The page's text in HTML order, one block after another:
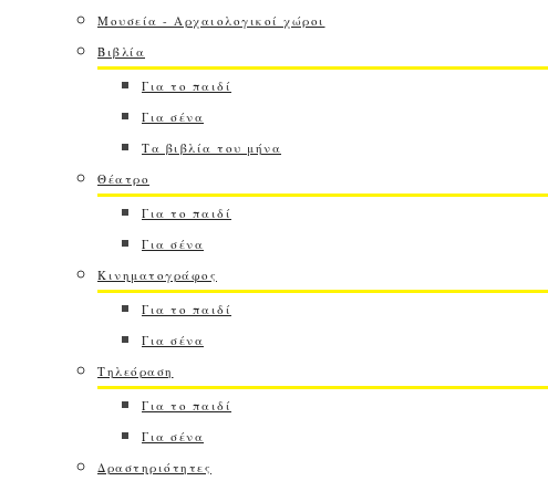
Μουσεία - Αρχαιολογικοί χώροι
Βιβλία
Για το παιδί
Για σένα
Τα βιβλία του μήνα
Θέατρο
Για το παιδί
Για σένα
Κινηματογράφος
Για το παιδί
Για σένα
Τηλεόραση
Για το παιδί
Για σένα
Δραστηριότητες